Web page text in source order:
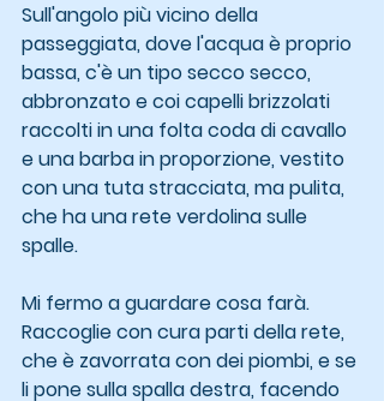
Sull'angolo più vicino della
passeggiata, dove l'acqua è proprio
bassa, c'è un tipo secco secco,
abbronzato e coi capelli brizzolati
raccolti in una folta coda di cavallo
e una barba in proporzione, vestito
con una tuta stracciata, ma pulita,
che ha una rete verdolina sulle
spalle.
Mi fermo a guardare cosa farà.
Raccoglie con cura parti della rete,
che è zavorrata con dei piombi, e se
li pone sulla spalla destra, facendo